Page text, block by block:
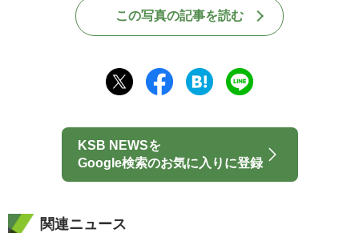
この写真の記事を読む
KSB NEWSを
Google検索のお気に入りに登録
関連ニュース